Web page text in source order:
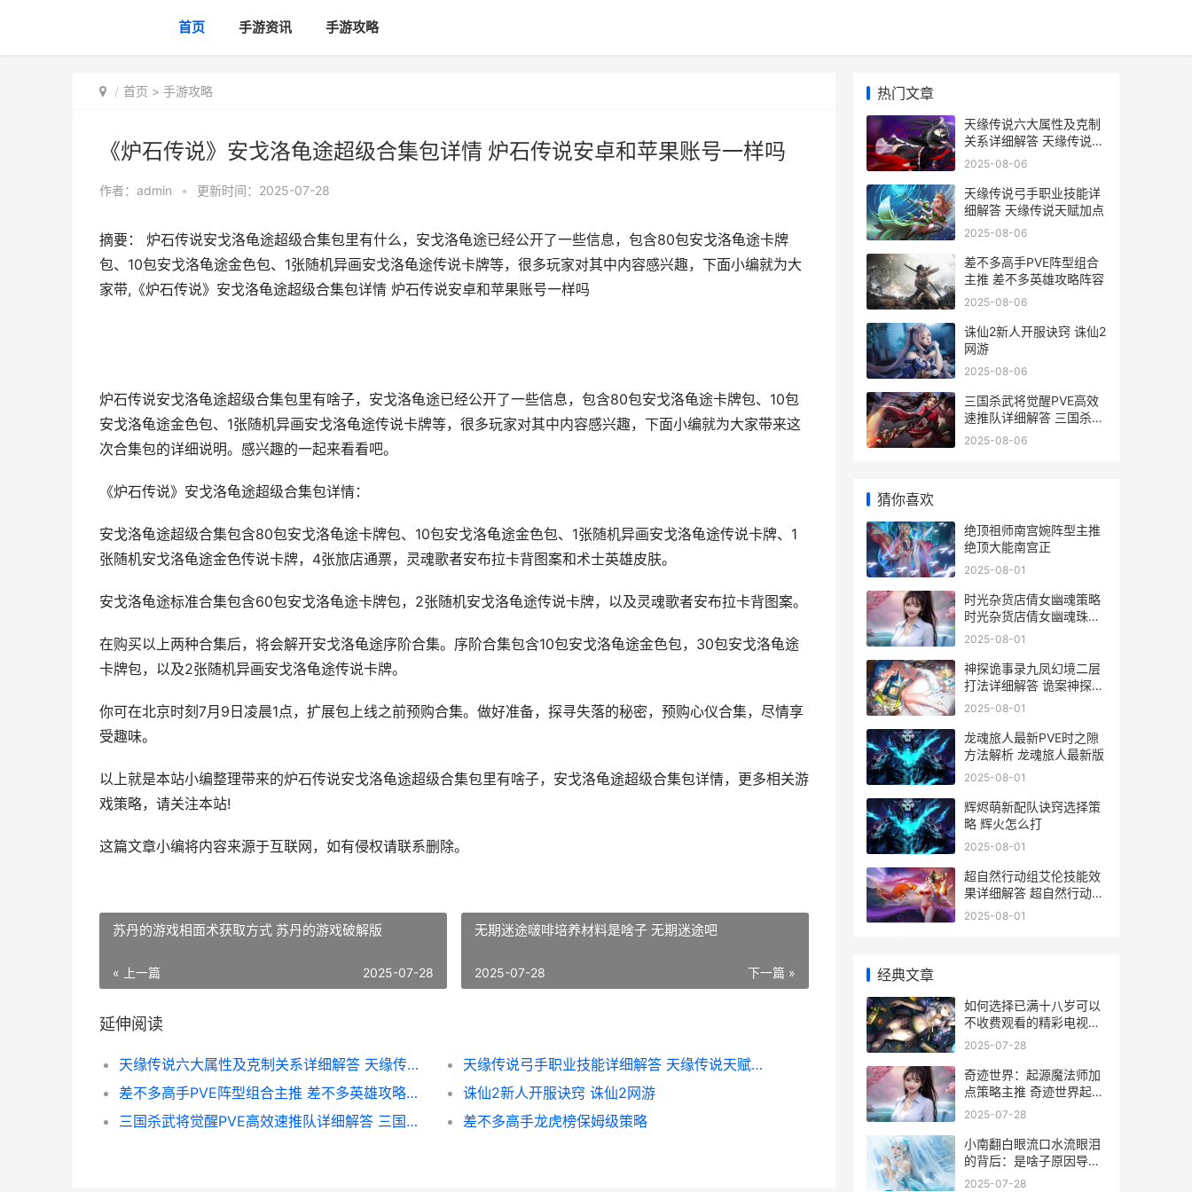
首页 手游资讯 手游攻略
首页 > 手游攻略
《炉石传说》安戈洛龟途超级合集包详情 炉石传说安卓和苹果账号一样吗
作者： admin • 更新时间：2025-07-28
摘要： 炉石传说安戈洛龟途超级合集包里有什么，安戈洛龟途已经公开了一些信息，包含80包安戈洛龟途卡牌
包、10包安戈洛龟途金色包、1张随机异画安戈洛龟途传说卡牌等，很多玩家对其中内容感兴趣，下面小编就为大
家带,《炉石传说》安戈洛龟途超级合集包详情 炉石传说安卓和苹果账号一样吗
炉石传说安戈洛龟途超级合集包里有啥子，安戈洛龟途已经公开了一些信息，包含80包安戈洛龟途卡牌包、10包
安戈洛龟途金色包、1张随机异画安戈洛龟途传说卡牌等，很多玩家对其中内容感兴趣，下面小编就为大家带来这
次合集包的详细说明。感兴趣的一起来看看吧。
《炉石传说》安戈洛龟途超级合集包详情：
安戈洛龟途超级合集包含80包安戈洛龟途卡牌包、10包安戈洛龟途金色包、1张随机异画安戈洛龟途传说卡牌、1
张随机安戈洛龟途金色传说卡牌，4张旅店通票，灵魂歌者安布拉卡背图案和术士英雄皮肤。
安戈洛龟途标准合集包含60包安戈洛龟途卡牌包，2张随机安戈洛龟途传说卡牌，以及灵魂歌者安布拉卡背图案。
在购买以上两种合集后，将会解开安戈洛龟途序阶合集。序阶合集包含10包安戈洛龟途金色包，30包安戈洛龟途
卡牌包，以及2张随机异画安戈洛龟途传说卡牌。
你可在北京时刻7月9日凌晨1点，扩展包上线之前预购合集。做好准备，探寻失落的秘密，预购心仪合集，尽情享
受趣味。
以上就是本站小编整理带来的炉石传说安戈洛龟途超级合集包里有啥子，安戈洛龟途超级合集包详情，更多相关游
戏策略，请关注本站!
这篇文章小编将内容来源于互联网，如有侵权请联系删除。
苏丹的游戏相面术获取方式 苏丹的游戏破解版
« 上一篇 2025-07-28
无期迷途啵啡培养材料是啥子 无期迷途吧
下一篇 »
2025-07-28
延伸阅读
天缘传说六大属性及克制关系详细解答 天缘传说哪个职业厉害
天缘传说弓手职业技能详细解答 天缘传说天赋加点
差不多高手PVE阵型组合主推 差不多英雄攻略阵容
诛仙2新人开服诀窍 诛仙2网游
三国杀武将觉醒PVE高效速推队详细解答 三国杀武将觉醒特效在哪
差不多高手龙虎榜保姆级策略
热门文章
天缘传说六大属性及克制
关系详细解答 天缘传说哪
个职业厉害
2025-08-06
天缘传说弓手职业技能详
细解答 天缘传说天赋加点
2025-08-06
差不多高手PVE阵型组合
主推 差不多英雄攻略阵容
2025-08-06
诛仙2新人开服诀窍 诛仙2
网游
2025-08-06
三国杀武将觉醒PVE高效
速推队详细解答 三国杀武
将觉醒特效在哪
2025-08-06
猜你喜欢
绝顶祖师南宫婉阵型主推
绝顶大能南宫正
2025-08-01
时光杂货店倩女幽魂策略
时光杂货店倩女幽魂珠子
位置
2025-08-01
神探诡事录九凤幻境二层
打法详细解答 诡案神探
txt
2025-08-01
龙魂旅人最新PVE时之隙
方法解析 龙魂旅人最新版
2025-08-01
辉烬萌新配队诀窍选择策
略 辉火怎么打
2025-08-01
超自然行动组艾伦技能效
果详细解答 超自然行动组
艾琳
2025-08-01
经典文章
如何选择已满十八岁可以
不收费观看的精彩电视剧
如何选择已满十周岁的人
2025-07-28
奇迹世界：起源魔法师加
点策略主推 奇迹世界起源
愤怒宝石怎么获得
2025-07-28
小南翻白眼流口水流眼泪
的背后：是啥子原因导致
这些反应频繁出现 小南翻
2025-07-28